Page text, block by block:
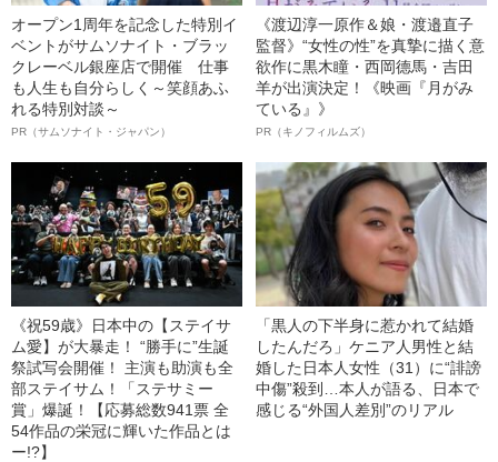
オープン1周年を記念した特別イ
ベントがサムソナイト・ブラッ
クレーベル銀座店で開催 仕事
も人生も自分らしく～笑顔あふ
れる特別対談～
PR（サムソナイト・ジャパン）
《渡辺淳一原作＆娘・渡邉直子
監督》“女性の性”を真摯に描く意
欲作に黒木瞳・西岡德馬・吉田
羊が出演決定！《映画『月がみ
ている』》
PR（キノフィルムズ）
《祝59歳》日本中の【ステイサ
ム愛】が大暴走！ “勝手に”生誕
祭試写会開催！ 主演も助演も全
部ステイサム！「ステサミー
賞」爆誕！【応募総数941票 全
54作品の栄冠に輝いた作品とは
ー!?】
「黒人の下半身に惹かれて結婚
したんだろ」ケニア人男性と結
婚した日本人女性（31）に“誹謗
中傷”殺到…本人が語る、日本で
感じる“外国人差別”のリアル